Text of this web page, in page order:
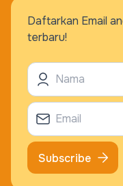
Daftarkan Email
terbaru!
Subscribe